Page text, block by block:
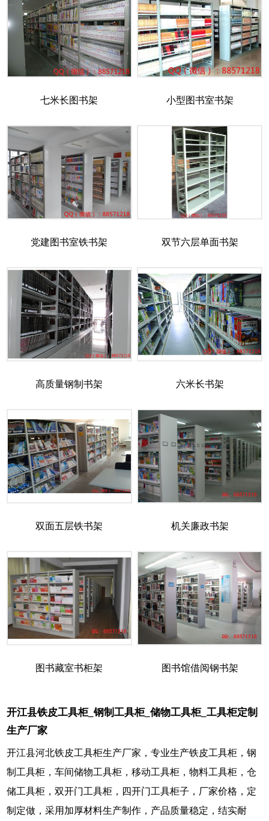
七米长图书架 小型图书室书架
党建图书室铁书架 双节六层单面书架
高质量钢制书架 六米长书架
双面五层铁书架 机关廉政书架
图书藏室书柜架 图书馆借阅钢书架
开江县铁皮工具柜_钢制工具柜_储物工具柜_工具柜定制
生产厂家
开江县河北铁皮工具柜生产厂家，专业生产铁皮工具柜，钢
制工具柜，车间储物工具柜，移动工具柜，物料工具柜，仓
储工具柜，双开门工具柜，四开门工具柜子，厂家价格，定
制定做，采用加厚材料生产制作，产品质量稳定，结实耐